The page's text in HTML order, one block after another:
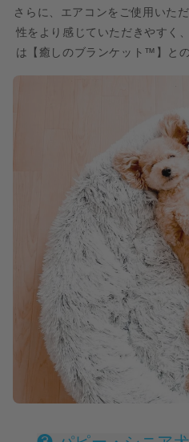
さらに、エアコンをご使用いた
性をより感じていただきやすく
は【癒しのブランケット™】と